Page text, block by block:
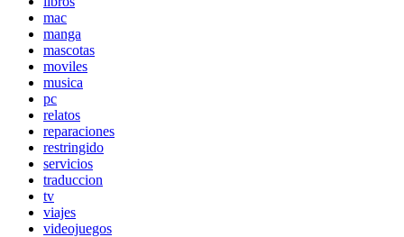
mac
manga
mascotas
moviles
musica
pc
relatos
reparaciones
restringido
servicios
traduccion
tv
viajes
videojuegos